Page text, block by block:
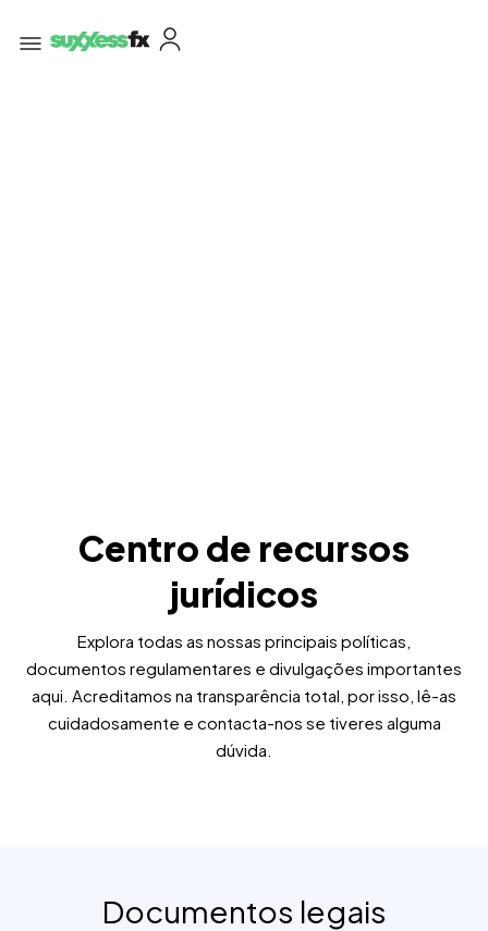
Centro de recursos
jurídicos
Explora todas as nossas principais políticas,
documentos regulamentares e divulgações importantes
aqui. Acreditamos na transparência total, por isso, lê-as
cuidadosamente e contacta-nos se tiveres alguma
dúvida.
Documentos legais